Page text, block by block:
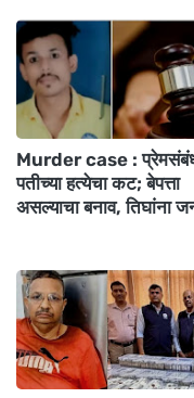
Murder case :
पतीच्या हत्येचा कट; बेपत्ता
असल्याचा बनाव, तिघांना